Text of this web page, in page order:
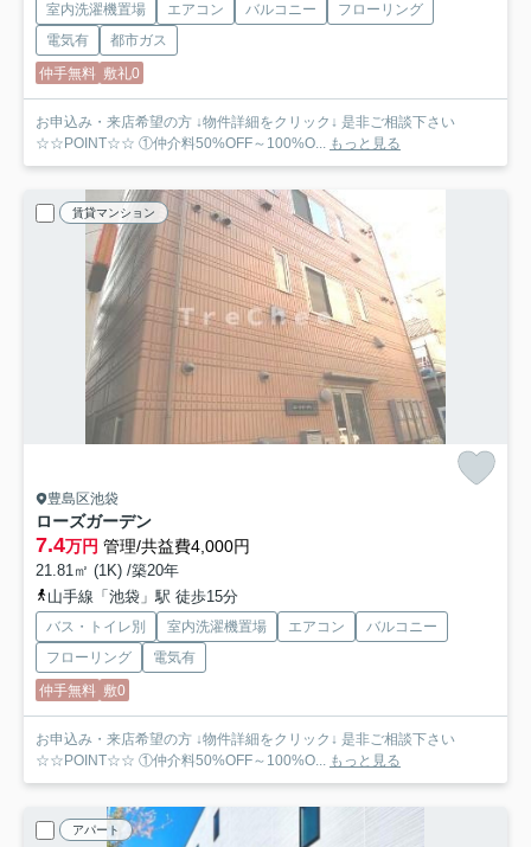
室内洗濯機置場 エアコン バルコニー
フローリング
電気有
都市ガス
仲手無料 敷礼0
お申込み・来店希望の方 ↓物件詳細をクリック↓ 是非ご相談下さい
☆☆POINT☆☆ ①仲介料50%OFF～100%O... もっと見る
賃貸マンション
豊島区池袋
ローズガーデン
7.4万円 管理/共益費4,000円
21.81㎡ (1K) /築20年
山手線「池袋」駅 徒歩15分
バス・トイレ別 室内洗濯機置場 エアコン
バルコニー
フローリング
電気有
仲手無料 敷0
お申込み・来店希望の方 ↓物件詳細をクリック↓ 是非ご相談下さい
☆☆POINT☆☆ ①仲介料50%OFF～100%O... もっと見る
アパート